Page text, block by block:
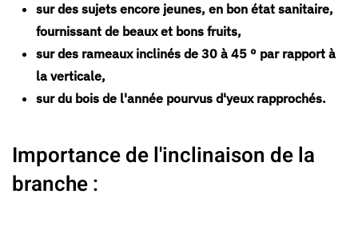
sur des sujets encore jeunes, en bon état sanitaire,
fournissant de beaux et bons fruits,
sur des rameaux inclinés de 30 à 45 ° par rapport à
la verticale,
sur du bois de l'année pourvus d'yeux rapprochés.
Importance de l'inclinaison de la
branche :